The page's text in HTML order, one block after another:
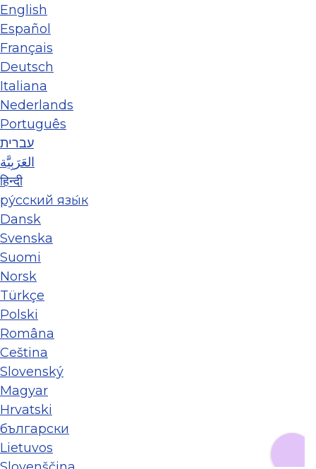
English
Español
Français
Deutsch
Italiana
Nederlands
Português
עברית
العَرَبِيَّة
हिन्दी
ру́сский язы́к
Dansk
Svenska
Suomi
Norsk
Türkçe
Polski
Româna
Ceština
Slovenský
Magyar
Hrvatski
български
Lietuvos